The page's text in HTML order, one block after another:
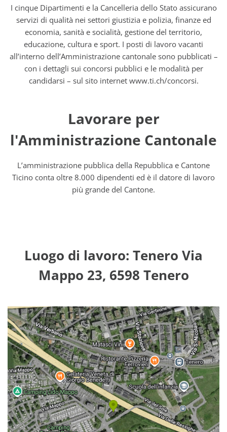
I cinque Dipartimenti e la Cancelleria dello Stato assicurano
servizi di qualità nei settori giustizia e polizia, finanze ed
economia, sanità e socialità, gestione del territorio,
educazione, cultura e sport. I posti di lavoro vacanti
all’interno dell’Amministrazione cantonale sono pubblicati –
con i dettagli sui concorsi pubblici e le modalità per
candidarsi – sul sito internet www.ti.ch/concorsi.
Lavorare per
l'Amministrazione Cantonale
L’amministrazione pubblica della Repubblica e Cantone
Ticino conta oltre 8.000 dipendenti ed è il datore di lavoro
più grande del Cantone.
Luogo di lavoro: Tenero Via
Mappo 23, 6598 Tenero